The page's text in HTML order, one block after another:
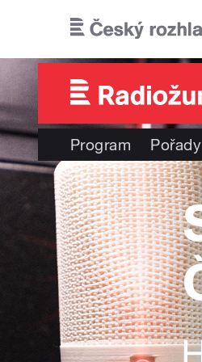
Program Pořady